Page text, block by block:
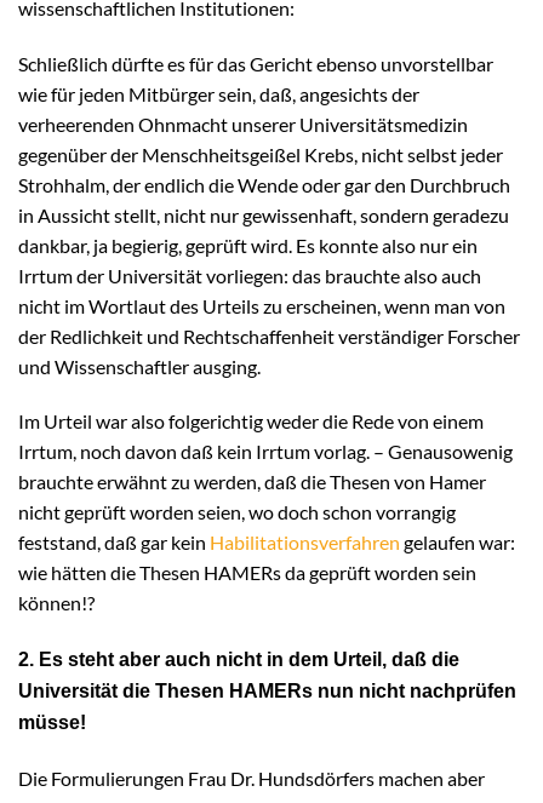
wissenschaftlichen Institutionen:
Schließlich dürfte es für das Gericht ebenso unvorstellbar
wie für jeden Mitbürger sein, daß, angesichts der
verheerenden Ohnmacht unserer Universitätsmedizin
gegenüber der Menschheitsgeißel Krebs, nicht selbst jeder
Strohhalm, der endlich die Wende oder gar den Durchbruch
in Aussicht stellt, nicht nur gewissenhaft, sondern geradezu
dankbar, ja begierig, geprüft wird. Es konnte also nur ein
Irrtum der Universität vorliegen: das brauchte also auch
nicht im Wortlaut des Urteils zu erscheinen, wenn man von
der Redlichkeit und Rechtschaffenheit verständiger Forscher
und Wissenschaftler ausging.
Im Urteil war also folgerichtig weder die Rede von einem
Irrtum, noch davon daß kein Irrtum vorlag. – Genausowenig
brauchte erwähnt zu werden, daß die Thesen von Hamer
nicht geprüft worden seien, wo doch schon vorrangig
feststand, daß gar kein Habilitationsverfahren gelaufen war:
wie hätten die Thesen HAMERs da geprüft worden sein
können!?
2. Es steht aber auch nicht in dem Urteil, daß die
Universität die Thesen HAMERs nun nicht nachprüfen
müsse!
Die Formulierungen Frau Dr. Hundsdörfers machen aber